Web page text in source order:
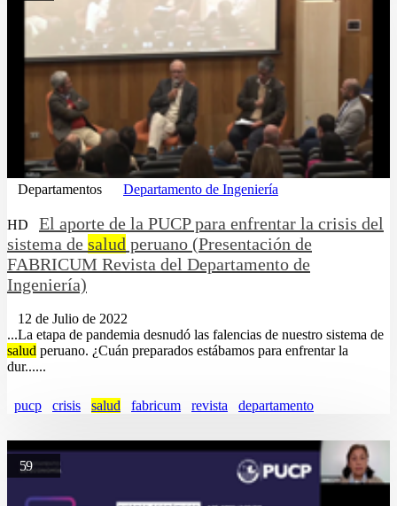
Departamentos Departamento de Ingeniería
HD
El aporte de la PUCP para enfrentar la crisis del
sistema de salud peruano (Presentación de
FABRICUM Revista del Departamento de
Ingeniería)
12 de Julio de 2022
...La etapa de pandemia desnudó las falencias de nuestro sistema de
salud peruano. ¿Cuán preparados estábamos para enfrentar la
dur......
pucp crisis salud fabricum revista departamento
59